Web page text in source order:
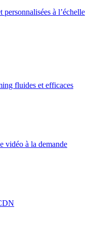
personnalisées à l’échelle
fluides et efficaces
vidéo à la demande